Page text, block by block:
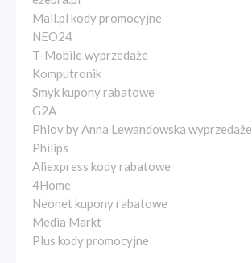
Mall.pl kody promocyjne
NEO24
T-Mobile wyprzedaże
Komputronik
Smyk kupony rabatowe
G2A
Phlov by Anna Lewandowska wyprzedaże
Philips
Aliexpress kody rabatowe
4Home
Neonet kupony rabatowe
Media Markt
Plus kody promocyjne